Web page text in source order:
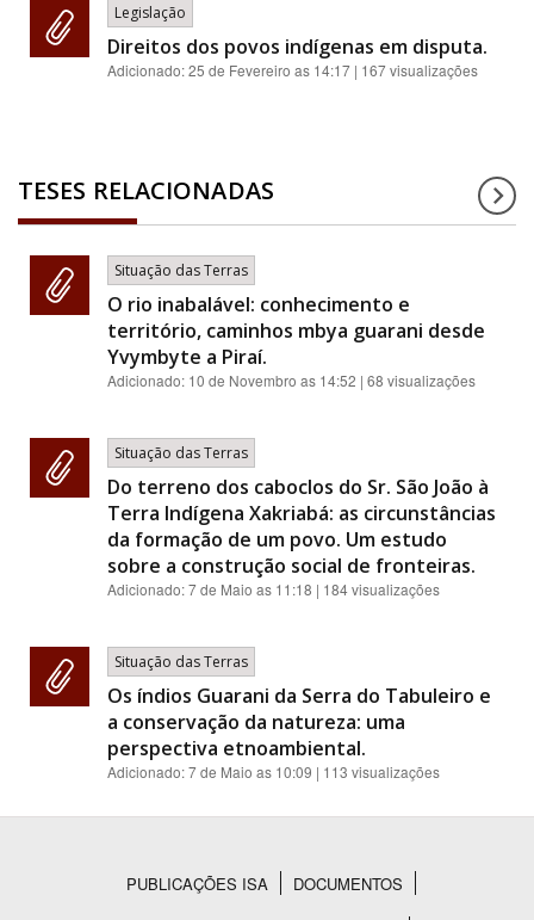
Legislação
Direitos dos povos indígenas em disputa.
Adicionado:25 de Fevereiro as 14:17 | 167 visualizações
TESES RELACIONADAS
Situação das Terras
O rio inabalável: conhecimento e
território, caminhos mbya guarani desde
Yvymbyte a Piraí.
Adicionado: 10 de Novembro as 14:52 | 68 visualizações
Situação das Terras
Do terreno dos caboclos do Sr. São João à
Terra Indígena Xakriabá: as circunstâncias
da formação de um povo. Um estudo
sobre a construção social de fronteiras.
Adicionado:7 de Maio as 11:18 | 184 visualizações
Situação das Terras
Os índios Guarani da Serra do Tabuleiro e
a conservação da natureza: uma
perspectiva etnoambiental.
Adicionado:7 de Maio as 10:09 | 113 visualizações
PUBLICAÇÕES ISA
DOCUMENTOS